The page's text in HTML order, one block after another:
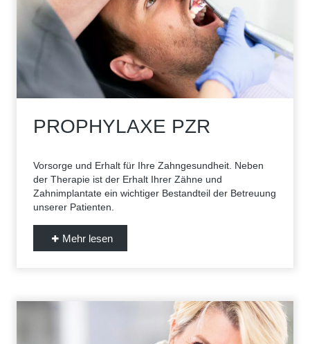
PROPHYLAXE PZR
Vorsorge und Erhalt für Ihre Zahngesundheit. Neben
der Therapie ist der Erhalt Ihrer Zähne und
Zahnimplantate ein wichtiger Bestandteil der Betreuung
unserer Patienten.
Mehr lesen